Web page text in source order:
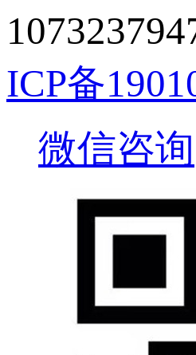
ICP备
微信咨询